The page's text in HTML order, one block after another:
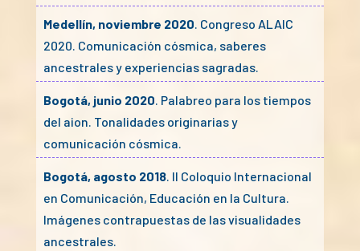
Medellín, noviembre 2020. Congreso ALAIC
2020. Comunicación cósmica, saberes
ancestrales y experiencias sagradas.
Bogotá, junio 2020. Palabreo para los tiempos
del aion. Tonalidades originarias y
comunicación cósmica.
Bogotá, agosto 2018. II Coloquio Internacional
en Comunicación, Educación en la Cultura.
Imágenes contrapuestas de las visualidades
ancestrales.